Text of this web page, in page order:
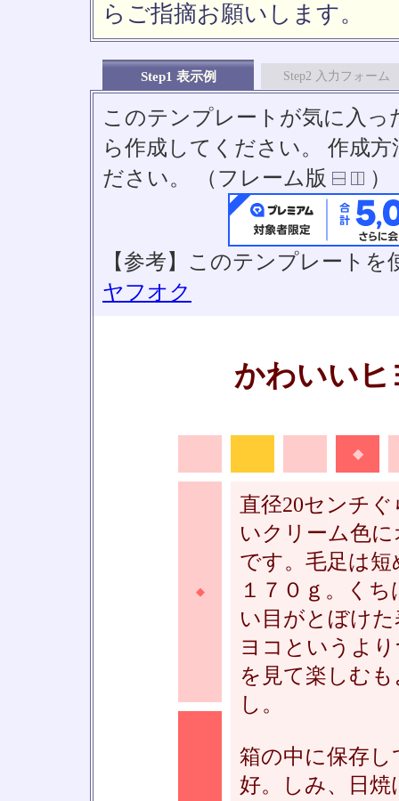
らご指摘お願いします。
Step1 表示例 Step2 入力フォーム
このテンプレートが気に入っ
ら作成してください。 作成
ださい。 （フレーム版
）
【参考】このテンプレート
ヤフオク
かわいい
◆
◆
直径20センチ
いクリーム色
です。毛足は
１７０ｇ。く
い目がとぼけ
ヨコというよ
を見て楽しむ
し。
箱の中に保存
好。しみ、日